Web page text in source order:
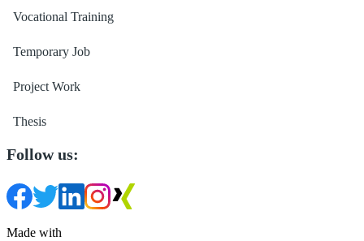
Vocational Training
Temporary Job
Project Work
Thesis
Follow us:
Made with